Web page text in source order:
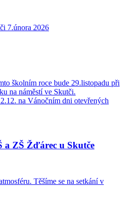
7.února 2026
školním roce bude 29.listopadu při
na náměstí ve Skutči.
na Vánočním dni otevřených
a ZŠ Žďárec u Skutče
Těšíme se na setkání v